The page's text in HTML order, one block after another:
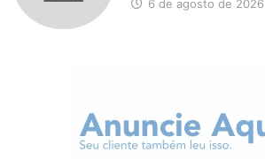
6 de agosto de 2026